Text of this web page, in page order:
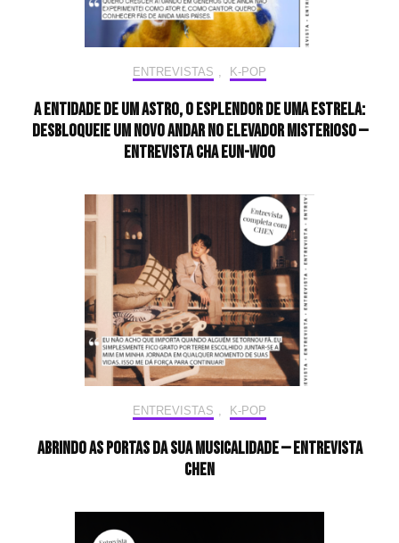
ENTREVISTAS , K-POP
A entidade de um astro, o esplendor de uma estrela:
desbloqueie um novo andar no elevador misterioso —
Entrevista CHA EUN-WOO
ENTREVISTAS , K-POP
Abrindo as portas da sua musicalidade — Entrevista
CHEN